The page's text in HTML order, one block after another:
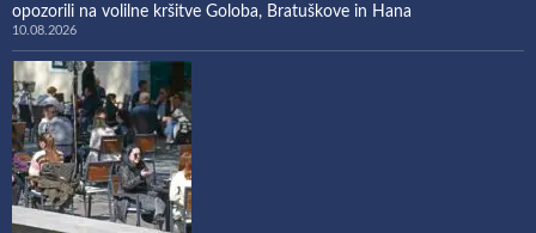
opozorili na volilne kršitve Goloba, Bratuškove in Hana
10.08.2026